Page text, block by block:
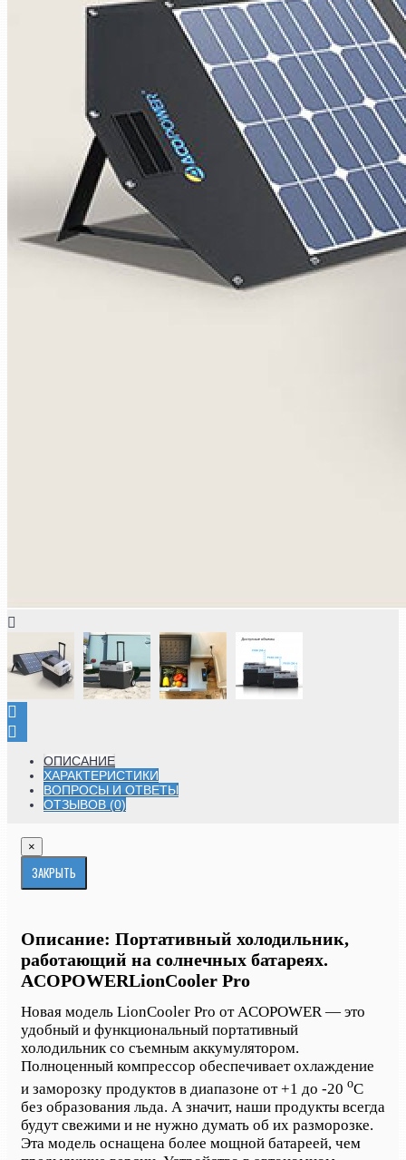
ОПИСАНИЕ
ХАРАКТЕРИСТИКИ
ВОПРОСЫ И ОТВЕТЫ
ОТЗЫВОВ (0)
×
ЗАКРЫТЬ
Описание: Портативный холодильник,
работающий на солнечных батареях.
ACOPOWERLionCooler Pro
Новая модель LionCooler Pro от ACOPOWER — это
удобный и функциональный портативный
холодильник со съемным аккумулятором.
Полноценный компрессор обеспечивает охлаждение
и заморозку продуктов в диапазоне от +1 до -20 оС
без образования льда. А значит, наши продукты всегда
будут свежими и не нужно думать об их разморозке.
Эта модель оснащена более мощной батареей, чем